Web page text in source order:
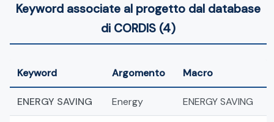
Keyword associate al progetto dal database
di CORDIS (4)
Keyword Argomento Macro
ENERGY SAVING Energy ENERGY SAVING